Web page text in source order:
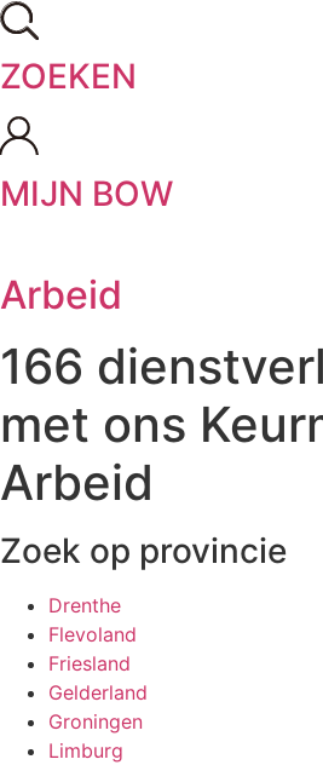
ZOEKEN
MIJN BOW
Arbeid
166
met ons
Arbeid
Zoek op provincie
Drenthe
Flevoland
Friesland
Gelderland
Groningen
Limburg